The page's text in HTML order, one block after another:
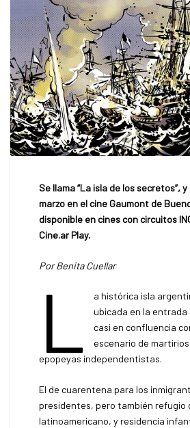
Se llama “La isla de los secretos”,
marzo en el cine Gaumont de
disponible en cines con circuitos
Cine.ar Play.
Por Benita Cuellar
L
a histórica isla
ubicada en la entrada
casi en confluencia
escenario de
epopeyas independentistas.
El de cuarentena para los
presidentes, pero también refugio
latinoamericano, y residencia